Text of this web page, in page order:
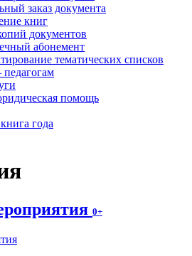
заказ документа
книг
документов
абонемент
тематических списков
педагогам
помощь
года
0+